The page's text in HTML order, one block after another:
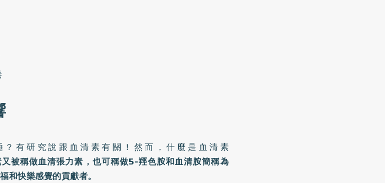
？有研究說跟血清素有關！然而，什麼是血清素
被稱做血清張力素，也可稱做5-羥色胺和血清胺簡稱為
和快樂感覺的貢獻者。